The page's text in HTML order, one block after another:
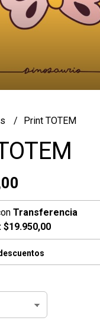
Print TOTEM
Transferencia
$19.950,00